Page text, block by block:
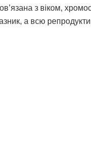
з віком,
а всю